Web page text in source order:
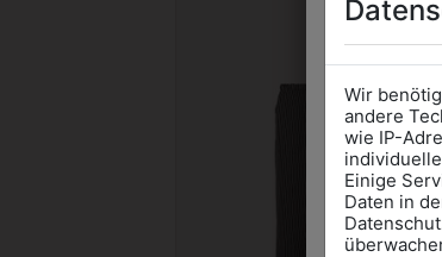
Wir
andere
wie IP-
Einige
Daten in